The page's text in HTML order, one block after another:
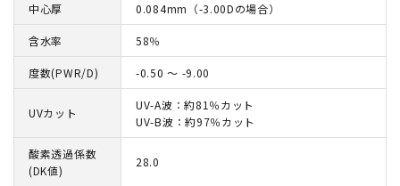
中心厚 0.084mm（-3.00Dの場合）
含水率 58％
度数(PWR/D) -0.50 ～ -9.00
UVカット
UV-A波：約81％カット
UV-B波：約97％カット
酸素透過係数
(DK値)
28.0